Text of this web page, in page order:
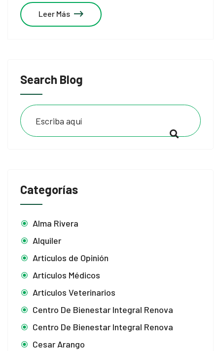
Search Blog
Categorías
Alma Rivera
Alquiler
Artículos de Opinión
Artículos Médicos
Artículos Veterinarios
Centro De Bienestar Integral Renova
Centro De Bienestar Integral Renova
Cesar Arango
Leer Más